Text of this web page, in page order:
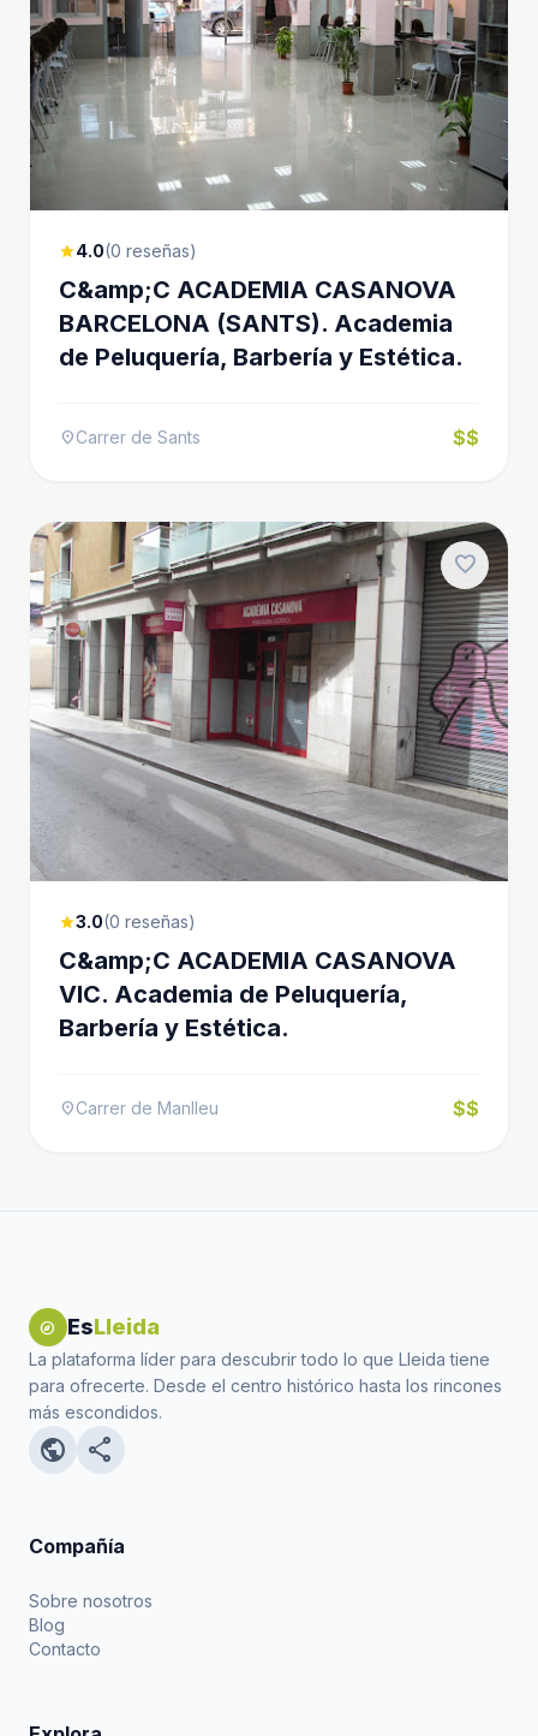
star4.0(0 reseñas)
C&amp;C ACADEMIA CASANOVA
BARCELONA (SANTS). Academia
de Peluquería, Barbería y Estética.
location_onCarrer de Sants $$
favorite
star3.0(0 reseñas)
C&amp;C ACADEMIA CASANOVA
VIC. Academia de Peluquería,
Barbería y Estética.
location_onCarrer de Manlleu $$
explore EsLleida
La plataforma líder para descubrir todo lo que Lleida tiene
para ofrecerte. Desde el centro histórico hasta los rincones
más escondidos.
public share
Compañía
Sobre nosotros
Blog
Contacto